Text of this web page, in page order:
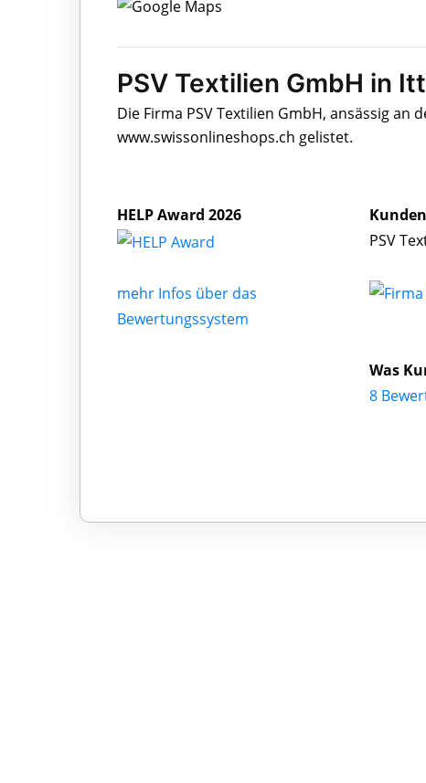
PSV Textilien GmbH in
Die Firma PSV Textilien GmbH, ansässig an
www.swissonlineshops.ch gelistet.
HELP Award 2026
mehr Infos über das
Bewertungssystem
PSV
Was
8